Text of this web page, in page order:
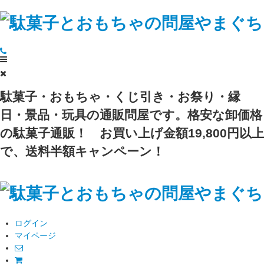
駄菓子・おもちゃ・くじ引き・お祭り・縁
日・景品・玩具の通販問屋です。格安な卸価格
の駄菓子通販！
お買い上げ金額19,800円以上
で、送料半額キャンペーン！
ログイン
マイページ